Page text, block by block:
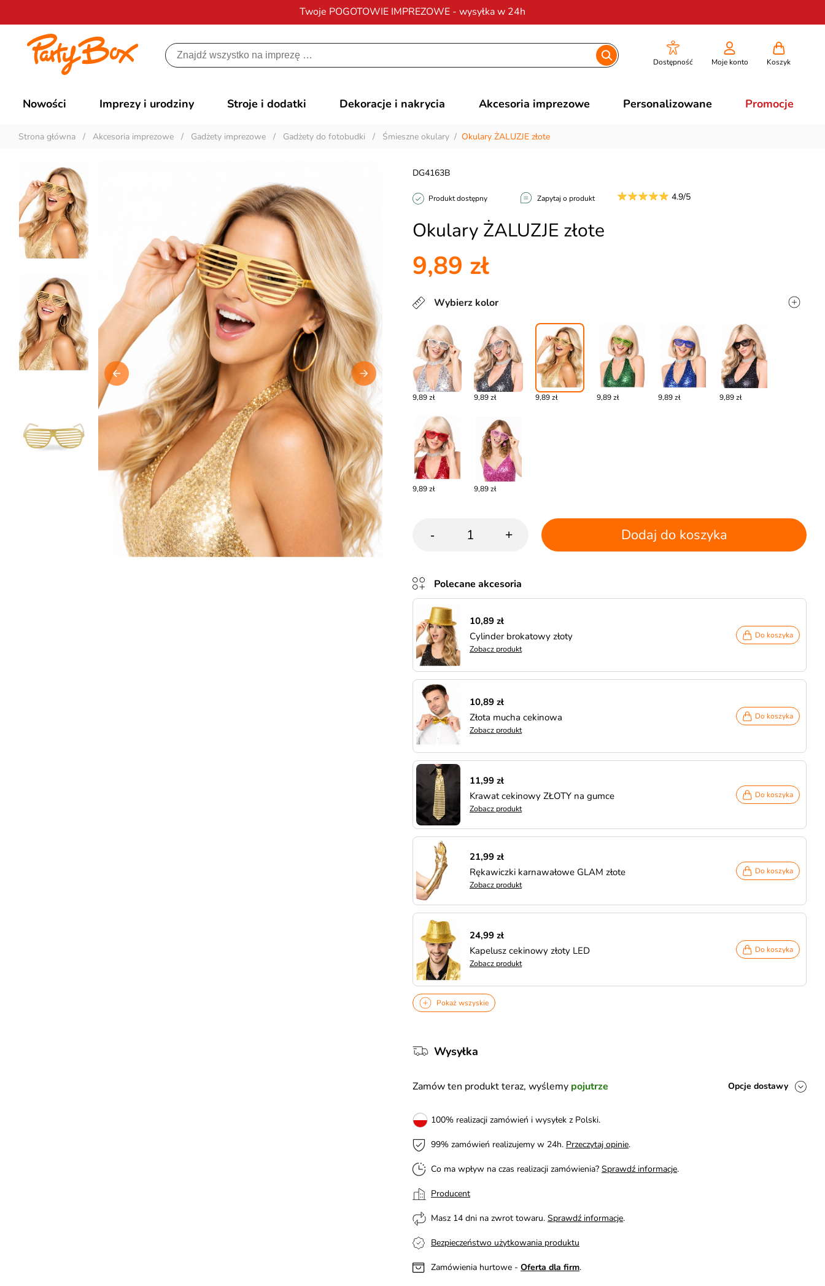
Twoje POGOTOWIE IMPREZOWE - wysyłka w 24h
Darmowa dostawana zamówienia od 200 zł
Dostępność Moje konto Koszyk
Nowości Imprezy i urodziny Stroje i dodatki Dekoracje i nakrycia Akcesoria imprezowe Personalizowane Promocje
Strona główna / Akcesoria imprezowe / Gadżety imprezowe / Gadżety do fotobudki / Śmieszne okulary / Okulary ŻALUZJE złote
Okulary ŻALUZJE złote
DG4163B
Produkt dostępny Zapytaj o produkt 4.9/5
9,89 zł
Wybierz kolor
9,89 zł 9,89 zł 9,89 zł 9,89 zł 9,89 zł 9,89 zł
9,89 zł 9,89 zł
- + Dodaj do koszyka
Polecane akcesoria
10,89 zł
Cylinder brokatowy złoty
Zobacz produkt
Do koszyka
10,89 zł
Złota mucha cekinowa
Zobacz produkt
Do koszyka
11,99 zł
Krawat cekinowy ZŁOTY na gumce
Zobacz produkt
Do koszyka
21,99 zł
Rękawiczki karnawałowe GLAM złote
Zobacz produkt
Do koszyka
24,99 zł
Kapelusz cekinowy złoty LED
Zobacz produkt
Do koszyka
Pokaż wszyskie
Wysyłka
Zamów ten produkt teraz, wyślemy pojutrze Opcje dostawy
100% realizacji zamówień i wysyłek z Polski.
99% zamówień realizujemy w 24h. Przeczytaj opinie.
Co ma wpływ na czas realizacji zamówienia? Sprawdź informacje.
Producent
Masz 14 dni na zwrot towaru. Sprawdź informacje.
Bezpieczeństwo użytkowania produktu
Zamówienia hurtowe - Oferta dla firm.